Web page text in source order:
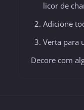
licor de
Adicione
Verta para
Decore com